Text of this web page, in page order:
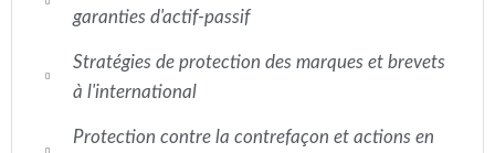
garanties d'actif-passif
Stratégies de protection des marques et brevets
à l'international
Protection contre la contrefaçon et actions en